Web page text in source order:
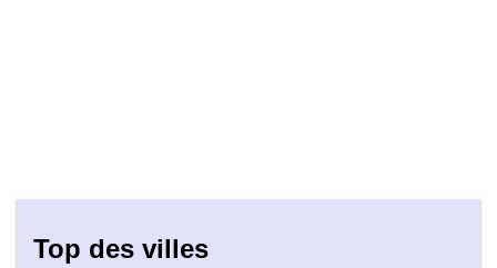
Top des villes